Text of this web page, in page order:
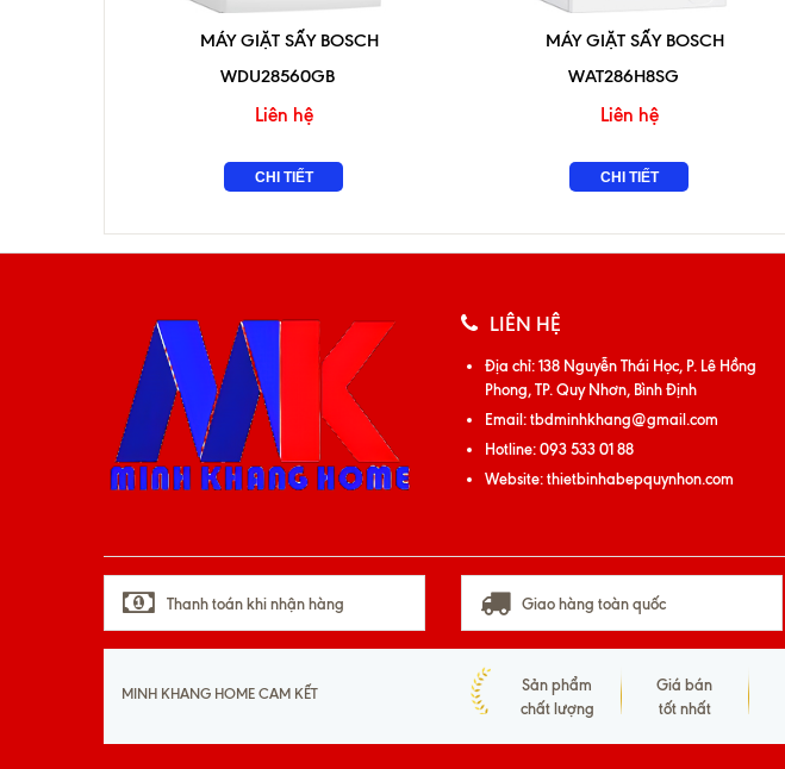
MÁY GIẶT SẤY BOSCH
WDU28560GB
Liên hệ
CHI TIẾT
MÁY GIẶT SẤY BOSCH
WAT286H8SG
Liên hệ
CHI TIẾT
LIÊN HỆ
Địa chỉ:138 Nguyễn Thái Học, P. Lê Hồng
Phong, TP. Quy Nhơn, Bình Định
Email:tbdminhkhang@gmail.com
Hotline:093 533 01 88
Website:thietbinhabepquynhon.com
Thanh toán khi nhận hàng Giao hàng toàn quốc
MINH KHANG HOME CAM KẾT
Sản phẩm
chất lượng
Giá bán
tốt nhất